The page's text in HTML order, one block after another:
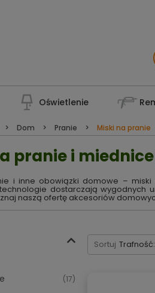
Oświetlenie
Dom Pranie Miski na pranie
pranie i
i inne obowiązki domowe –
dostarczają wygodnych
naszą ofertę akcesoriów
(17)
Sortuj